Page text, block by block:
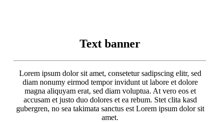
Text banner
Lorem ipsum dolor sit amet, consetetur sadipscing elitr, sed
diam nonumy eirmod tempor invidunt ut labore et dolore
magna aliquyam erat, sed diam voluptua. At vero eos et
accusam et justo duo dolores et ea rebum. Stet clita kasd
gubergren, no sea takimata sanctus est Lorem ipsum dolor sit
amet.